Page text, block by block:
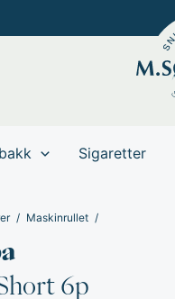
Sigaretter
Maskinrullet
6p